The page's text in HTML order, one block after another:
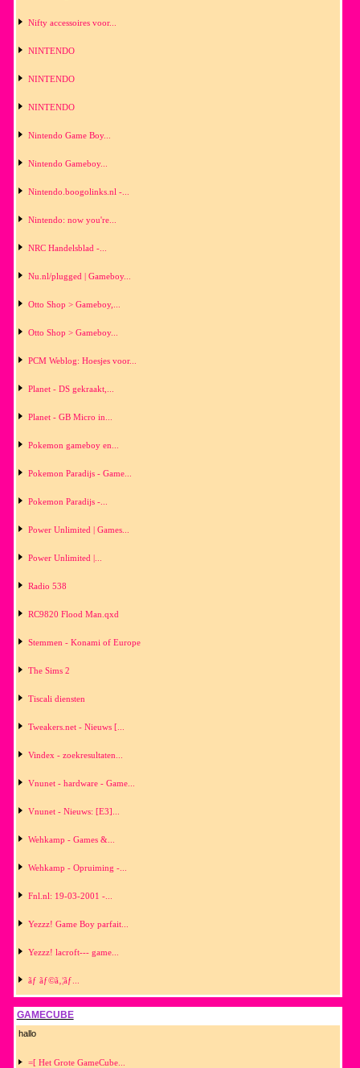
Nifty accessoires voor...
NINTENDO
NINTENDO
NINTENDO
Nintendo Game Boy...
Nintendo Gameboy...
Nintendo.boogolinks.nl -...
Nintendo: now you're...
NRC Handelsblad -...
Nu.nl/plugged | Gameboy...
Otto Shop > Gameboy,...
Otto Shop > Gameboy...
PCM Weblog: Hoesjes voor...
Planet - DS gekraakt,...
Planet - GB Micro in...
Pokemon gameboy en...
Pokemon Paradijs - Game...
Pokemon Paradijs -...
Power Unlimited | Games...
Power Unlimited |...
Radio 538
RC9820 Flood Man.qxd
Stemmen - Konami of Europe
The Sims 2
Tiscali diensten
Tweakers.net - Nieuws [...
Vindex - zoekresultaten...
Vnunet - hardware - Game...
Vnunet - Nieuws: [E3]...
Wehkamp - Games &...
Wehkamp - Opruiming -...
Fnl.nl: 19-03-2001 -...
Yezzz! Game Boy parfait...
Yezzz! lacroft--- game...
ãƒ ãƒ©ã‚¦ãƒ...
GAMECUBE
hallo
=[ Het Grote GameCube...